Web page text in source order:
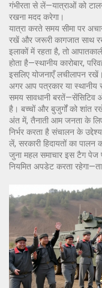
गंभीरता से लें—यात्राओं को
रखना मदद करेगा।
यात्रा करते समय सीमा पर
रखें और जरूरी कागजात साथ
इलाकों में रहता है, तो
होता है—स्थानीय कारोबार,
इसलिए योजनाएँ लचीलापन रखें।
अगर आप पत्रकार या स्थानीय
समय सावधानी बरतें—सेंसिटिव
है। बच्चों और बुजुर्गों को शांत
अंत में, तैनाती आम जनता के
निर्भर करता है संचालन के
लें, सरकारी हिदायतों का
जुना महल समाचार इस टैग
नियमित अपडेट करता